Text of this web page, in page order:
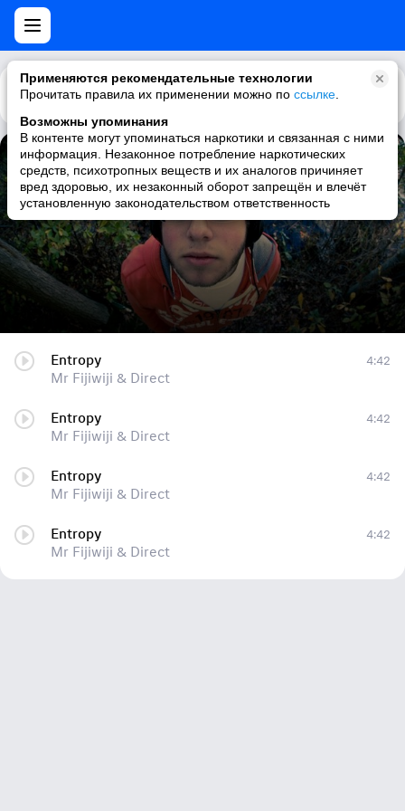
Применяются рекомендательные технологии
Прочитать правила их применении можно по ссылке
Возможны упоминания
В контенте могут упоминаться наркотики и связанная с ними
информация. Незаконное потребление наркотических
средств, психотропных веществ и их аналогов причиняет
вред здоровью, их незаконный оборот запрещён и влечёт
установленную законодательством ответственность
Каталог Рекомендации
Entropy
Mr Fijiwiji & Direct
Entropy
Mr Fijiwiji & Direct
4:42
Entropy
Mr Fijiwiji & Direct
4:42
Entropy
Mr Fijiwiji & Direct
4:42
Entropy
Mr Fijiwiji & Direct
4:42